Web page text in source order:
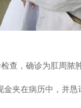
查，确诊为肛周脓
金夹在病历中，并恳